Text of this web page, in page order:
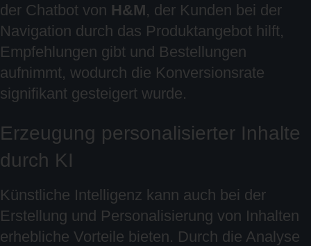
der Chatbot von H&M, der Kunden bei der
Navigation durch das Produktangebot hilft,
Empfehlungen gibt und Bestellungen
aufnimmt, wodurch die Konversionsrate
signifikant gesteigert wurde.
Erzeugung personalisierter Inhalte
durch KI
Künstliche Intelligenz kann auch bei der
Erstellung und Personalisierung von Inhalten
erhebliche Vorteile bieten. Durch die Analyse